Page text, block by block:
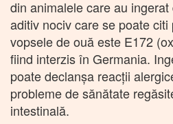
din animalele care au
aditiv nociv care se poate citi
vopsele de ouă este E172
fiind interzis în Germania.
poate declanşa reacţii
probleme de sănătate
intestinală.